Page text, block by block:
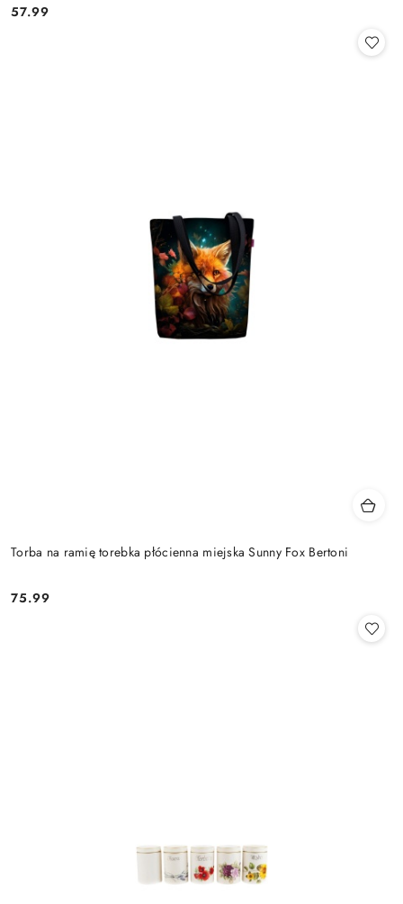
Cena:
57.99
Torba na ramię torebka płócienna miejska Sunny Fox Bertoni
Cena:
75.99